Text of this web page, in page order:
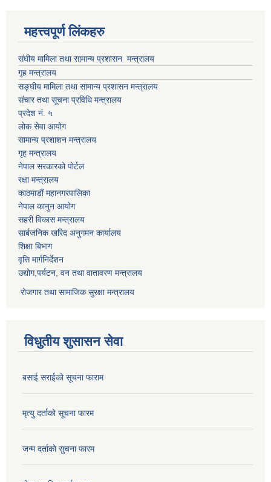
महत्त्वपूर्ण लिंकहरु
संघीय मामिला तथा सामान्य प्रशासन मन्त्रालय
गृह मन्त्रालय
सङ्घीय मामिला तथा सामान्य प्रशासन मन्त्रालय
संचार तथा सूचना प्रविधि मन्त्रालय
प्रदेश नं. ५
लोक सेवा आयोग
सामान्य प्रशाशन मन्त्रालय
गृह मन्त्रालय
नेपाल सरकारको पोर्टल
रक्षा मन्त्रालय
काठमाडौं महानगरपालिका
नेपाल कानुन आयोग
सहरी विकास मन्त्रालय
सार्बजनिक खरिद अनुगमन कार्यालय
शिक्षा बिभाग
वृत्ति मार्गनिर्देशन
उद्योग,पर्यटन, वन तथा वातावरण मन्त्रालय
रोजगार तथा सामाजिक सुरक्षा मन्त्रालय
विधुतीय शुसासन सेवा
बसाई सराईको सूचना फाराम
मृत्यु दर्ताको सूचना फारम
जन्म दर्ताको सुचना फारम